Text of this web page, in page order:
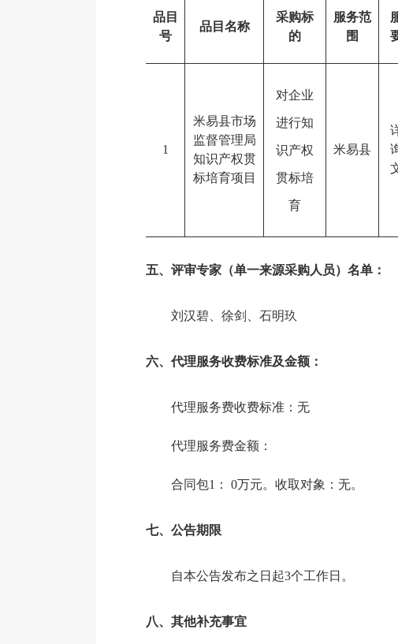
品目
号
品目名称
采购标
的
服务范
围
1
米易县市场
监督管理局
知识产权贯
标培育项目
对企业
进行知
识产权
贯标培
育
米易县
五、评审专家（单一来源采购人员）名单：
刘汉碧 徐剑 石明玖
六、代理服务收费标准及金额：
代理服务费收费标准：无
代理服务费金额：
合同包1： 0万元。收取对象：无。
七、公告期限
自本公告发布之日起3个工作日。
八、其他补充事宜